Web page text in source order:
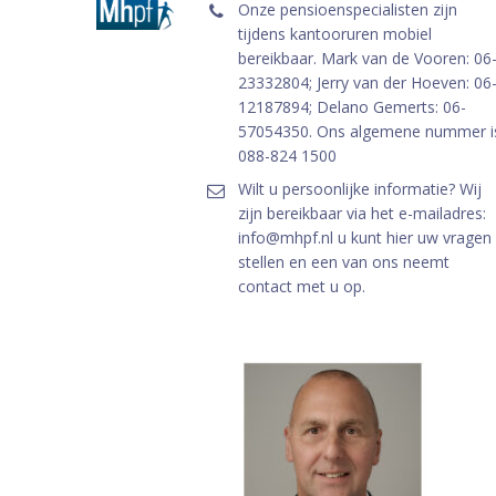
Onze pensioenspecialisten zijn
tijdens kantooruren mobiel
bereikbaar. Mark van de Vooren: 06-
23332804; Jerry van der Hoeven: 06-
12187894; Delano Gemerts: 06-
57054350. Ons algemene nummer
088-824 1500
Wilt u persoonlijke informatie? Wij
zijn bereikbaar via het e-mailadres:
info@mhpf.nl u kunt hier uw vragen
stellen en een van ons neemt
contact met u op.